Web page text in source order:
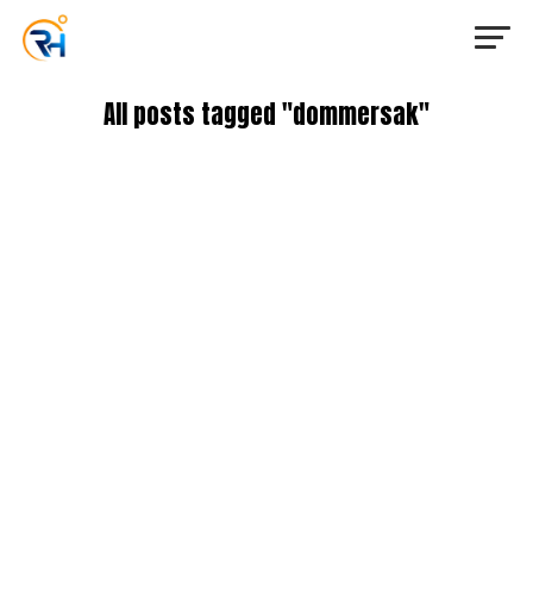
All posts tagged "dommersak"